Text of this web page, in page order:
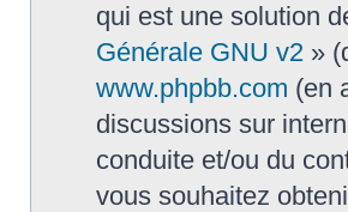
qui est une solution
Générale GNU v2 »
www.phpbb.com (en
discussions sur
conduite et/ou du
vous souhaitez